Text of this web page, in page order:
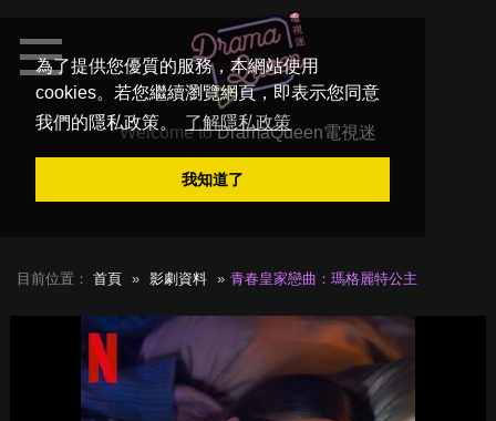
為了提供您優質的服務，本網站使用
cookies。若您繼續瀏覽網頁，即表示您同意
我們的隱私政策。
了解隱私政策
我知道了
Welcome toDramaQueen電視迷
目前位置： 首頁 影劇資料 青春皇家戀曲：瑪格麗特公主